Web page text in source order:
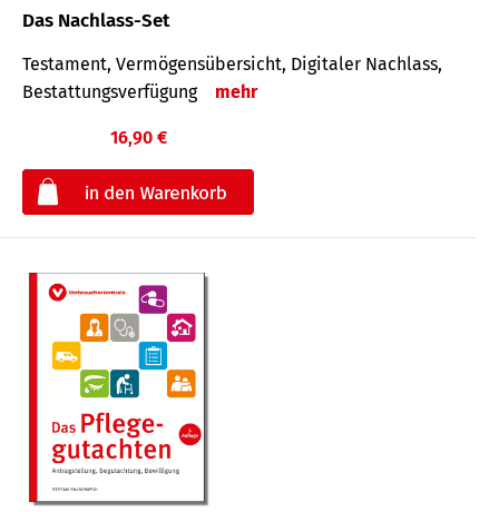
Das Nachlass-Set
Testament, Vermögens­übersicht, Digitaler Nach­lass,
Bestat­tungs­ver­fügung
mehr
16,90 €